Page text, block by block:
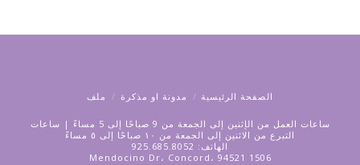
الصفحة الرئيسية مدونة او مذكرة ملف
ساعات العمل من الإثنين إلى الجمعة من 9 صباحًا إلى 5 مساءً | ساعات
التبرع من الاثنين إلى الجمعة من ١٠ صباحًا إلى ٥ مساءً
الهاتف: 925.685.8052
1506 Mendocino Dr، Concord، 94521